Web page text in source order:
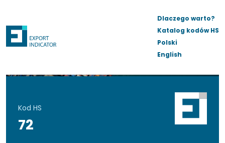
Dlaczego warto?
Katalog kodów HS
Polski
English
Kod HS
72